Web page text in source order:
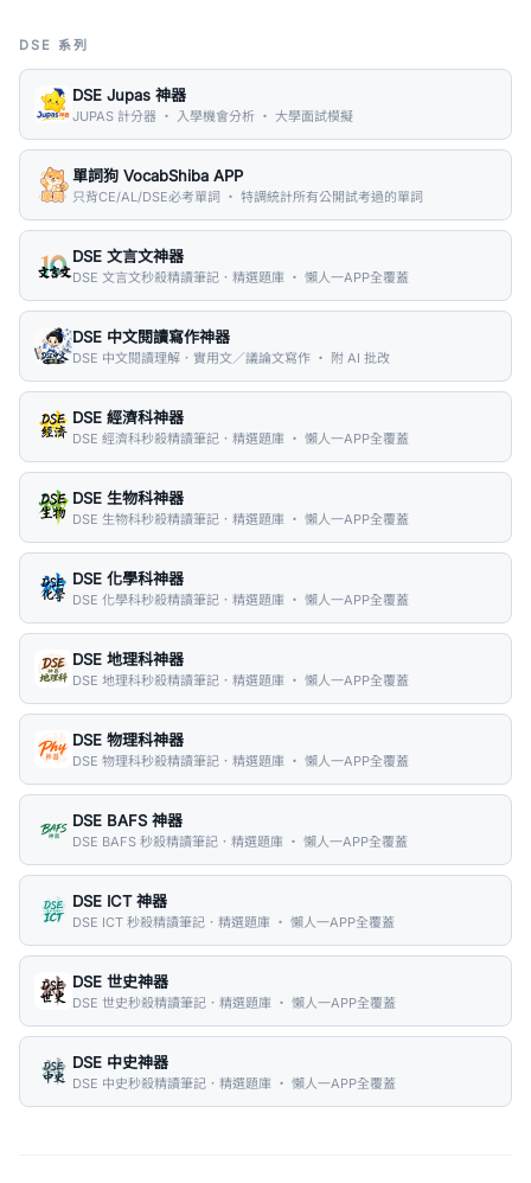
DSE 系列
DSE Jupas 神器
JUPAS 計分器 ・ 入學機會分析 ・ 大學面試模擬
單詞狗 VocabShiba APP
只背CE/AL/DSE必考單詞 ・ 特調統計所有公開試考過的單詞
DSE 文言文神器
DSE 文言文秒殺精讀筆記．精選題庫 ・ 懶人一APP全覆蓋
DSE 中文閱讀寫作神器
DSE 中文閱讀理解．實用文／議論文寫作 ・ 附 AI 批改
DSE 經濟科神器
DSE 經濟科秒殺精讀筆記．精選題庫 ・ 懶人一APP全覆蓋
DSE 生物科神器
DSE 生物科秒殺精讀筆記．精選題庫 ・ 懶人一APP全覆蓋
DSE 化學科神器
DSE 化學科秒殺精讀筆記．精選題庫 ・ 懶人一APP全覆蓋
DSE 地理科神器
DSE 地理科秒殺精讀筆記．精選題庫 ・ 懶人一APP全覆蓋
DSE 物理科神器
DSE 物理科秒殺精讀筆記．精選題庫 ・ 懶人一APP全覆蓋
DSE BAFS 神器
DSE BAFS 秒殺精讀筆記．精選題庫 ・ 懶人一APP全覆蓋
DSE ICT 神器
DSE ICT 秒殺精讀筆記．精選題庫 ・ 懶人一APP全覆蓋
DSE 世史神器
DSE 世史秒殺精讀筆記．精選題庫 ・ 懶人一APP全覆蓋
DSE 中史神器
DSE 中史秒殺精讀筆記．精選題庫 ・ 懶人一APP全覆蓋